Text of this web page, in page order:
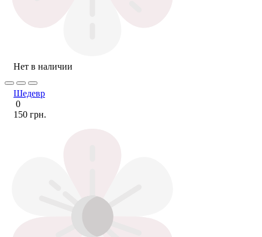
Нет в наличии
Шедевр
0
150 грн.